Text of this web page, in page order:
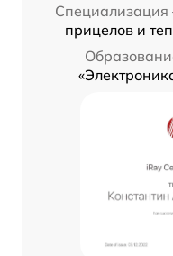
Специализация
прицелов и